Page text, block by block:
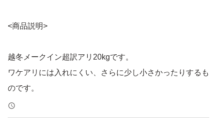
<商品説明>
越冬メークイン超訳アリ20kgです。
ワケアリには入れにくい、さらに少し小さかったりするも
のです。
詳しい超ワケアリ理由